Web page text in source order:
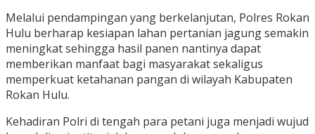
Melalui pendampingan yang berkelanjutan, Polres Rokan
Hulu berharap kesiapan lahan pertanian jagung semakin
meningkat sehingga hasil panen nantinya dapat
memberikan manfaat bagi masyarakat sekaligus
memperkuat ketahanan pangan di wilayah Kabupaten
Rokan Hulu.
Kehadiran Polri di tengah para petani juga menjadi wujud